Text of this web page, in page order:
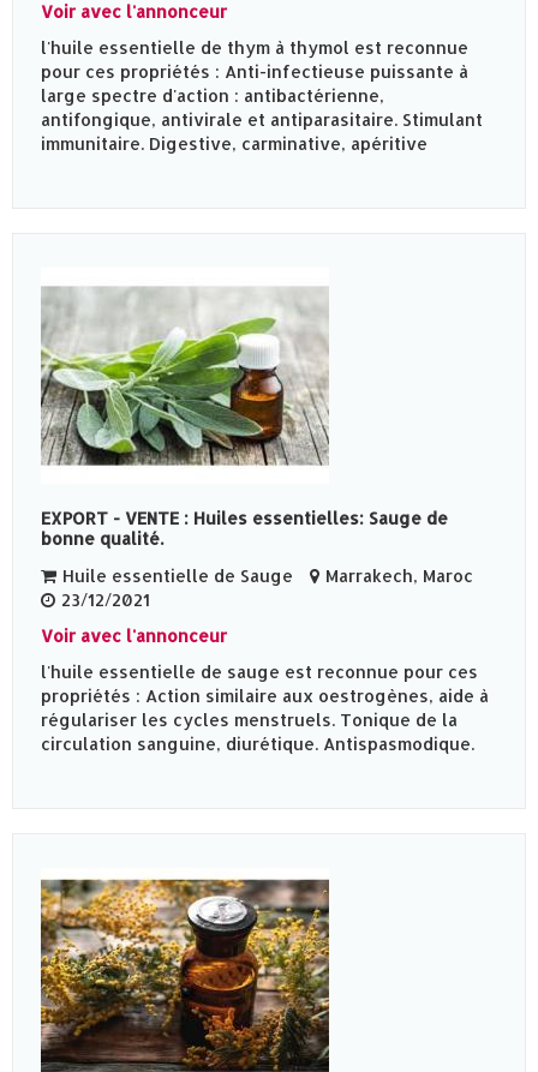
Voir avec l'annonceur
l'huile essentielle de thym à thymol est reconnue
pour ces propriétés : Anti-infectieuse puissante à
large spectre d'action : antibactérienne,
antifongique, antivirale et antiparasitaire. Stimulant
immunitaire. Digestive, carminative, apéritive
EXPORT - VENTE : Huiles essentielles: Sauge de
bonne qualité.
Huile essentielle de Sauge
Marrakech, Maroc
23/12/2021
Voir avec l'annonceur
l'huile essentielle de sauge est reconnue pour ces
propriétés : Action similaire aux oestrogènes, aide à
régulariser les cycles menstruels. Tonique de la
circulation sanguine, diurétique. Antispasmodique.